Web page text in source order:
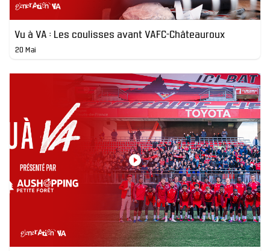
Vu à VA : Les coulisses avant VAFC-Châteauroux
20 Mai